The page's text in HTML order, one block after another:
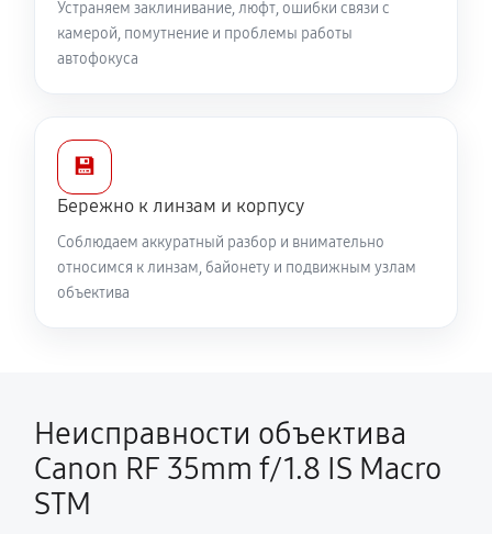
Устраняем заклинивание, люфт, ошибки связи с
камерой, помутнение и проблемы работы
автофокуса
💾
Бережно к линзам и корпусу
Соблюдаем аккуратный разбор и внимательно
относимся к линзам, байонету и подвижным узлам
объектива
Неисправности объектива
Canon RF 35mm f/1.8 IS Macro
STM